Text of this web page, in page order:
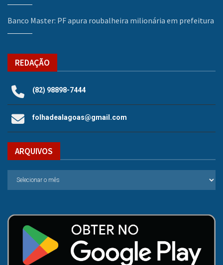
Banco Master: PF apura roubalheira milionária em prefeitura
REDAÇÃO
(82) 98898-7444
folhadealagoas@gmail.com
ARQUIVOS